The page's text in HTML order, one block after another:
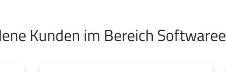
Kunden im Bereich